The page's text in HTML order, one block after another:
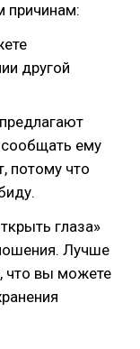
причинам:
другой
сообщать ему
потому что
глаза»
Лучше
что вы можете